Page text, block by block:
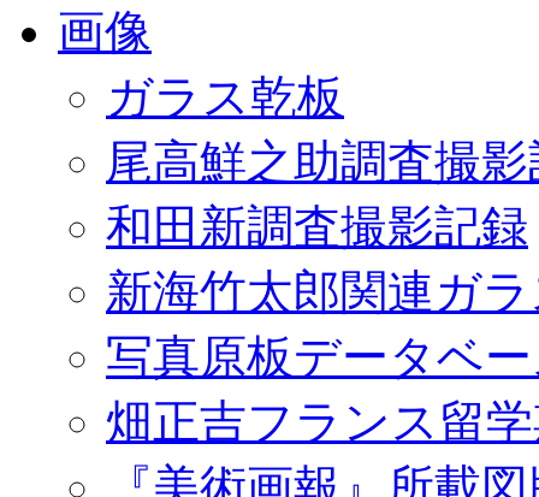
画像
ガラス乾板
尾高鮮之助調査撮
和田新調査撮影記録
新海竹太郎関連ガ
写真原板データベ
畑正吉フランス留
『美術画報』所載